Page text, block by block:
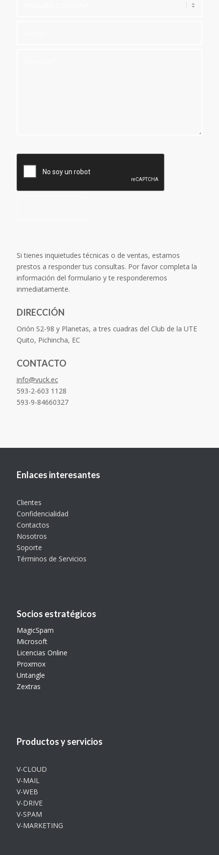
Si tienes inquietudes técnicas o de ventas, estamos
prestos a responder tus consultas. Por favor completa la
información del formulario y te responderemos
inmediatamente.
DIRECCIÓN
Orión S2-98 y Planetas, a tres cuadras del Club de la UTE
Quito, Pichincha, EC
CONTACTO
info@vuck.ec
593-2-603 1128
593-9-84660327
Enlaces interesantes
Clientes
Confidencialidad
Contactos
Nosotros
Soporte
Términos de Servicios
Socios estratégicos
MagicSpam
Microsoft
Licencias Online
Proxmox
Untangle
Zextras
Productos y servicios
V-CLOUD
V-MAIL
V-WEB
V-DRIVE
V-SPAM
V-MARKETING